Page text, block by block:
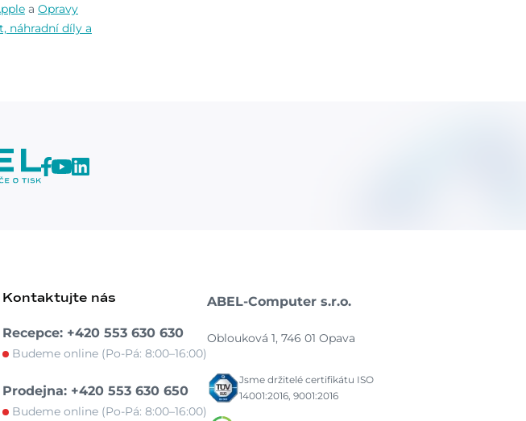
a Opravy
náhradní díly a
Kontaktujte nás
Recepce: +420 553 630 630
Budeme online (Po-Pá: 8:00–16:00)
Prodejna: +420 553 630 650
Budeme online (Po-Pá: 8:00–16:00)
ABEL-Computer s.r.o.
Oblouková 1, 746 01 Opava
Jsme držitelé certifikátu ISO
14001:2016, 9001:2016